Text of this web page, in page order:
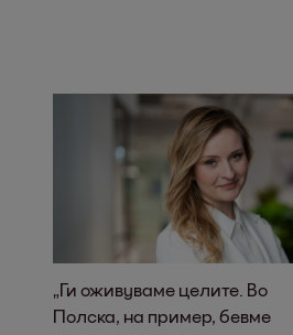
„Ги оживуваме целите. Во
Полска, на пример, бевме